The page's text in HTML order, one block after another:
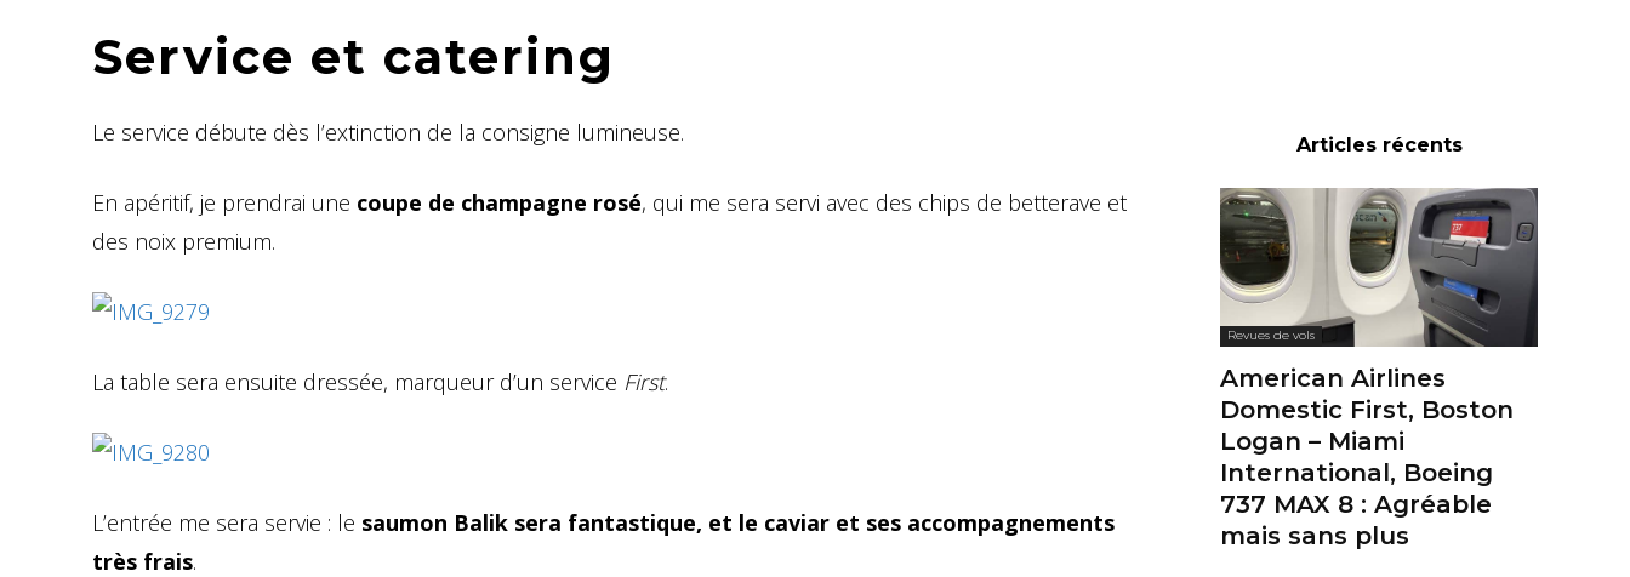
Service et catering
Le service débute dès l’extinction de la consigne lumineuse.
En apéritif, je prendrai une coupe de champagne rosé, qui me sera servi avec des chips de betterave et
des noix premium.
La table sera ensuite dressée, marqueur d’un service First.
L’entrée me sera servie : le saumon Balik sera fantastique, et le caviar et ses accompagnements
très frais.
Articles récents
Revues de vols
American Airlines
Domestic First, Boston
Logan – Miami
International, Boeing
737 MAX 8 : Agréable
mais sans plus